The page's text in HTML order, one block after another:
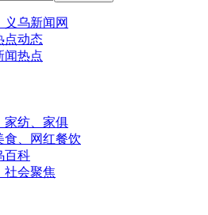
义乌新闻网
点动态
闻热点
家纺、家俱
食、网红餐饮
百科
社会聚焦